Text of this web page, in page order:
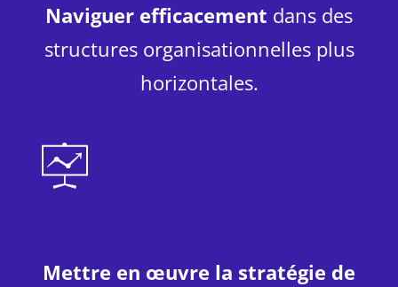
Naviguer efficacement dans des
structures organisationnelles plus
horizontales.
Mettre en œuvre la stratégie de